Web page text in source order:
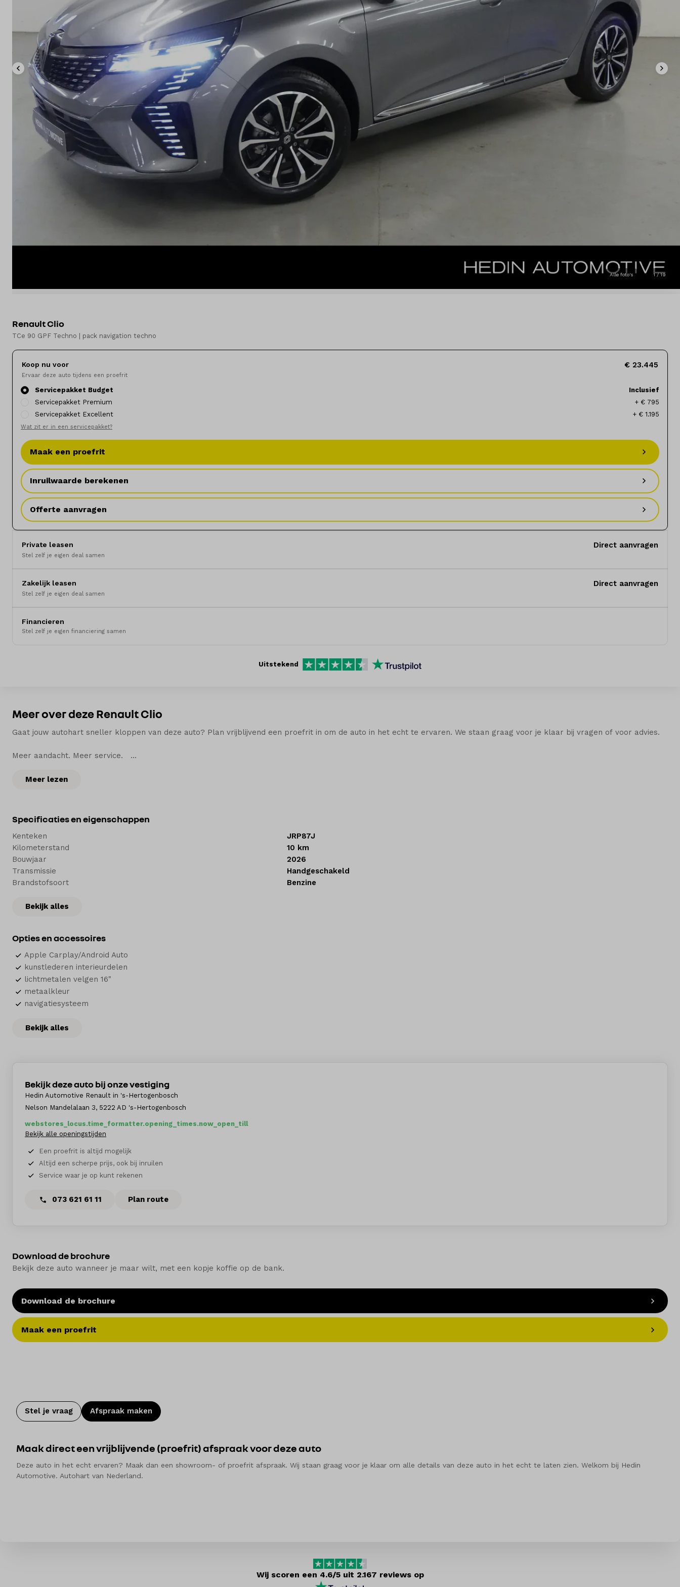
Elektrisch
Onderhoud
Diensten
Contact
Mijn account
Over ons
Land
Nederland
Nederlands
Alle foto's 1 / 19
Renault Clio
TCe 90 GPF Techno | pack navigation techno
Koop nu voor € 23.445
Ervaar deze auto tijdens een proefrit
Servicepakket Budget
Inclusief
Servicepakket Premium
+ € 795
Servicepakket Excellent
+ € 1.195
Wat zit er in een servicepakket?
Maak een proefrit
Inruilwaarde berekenen
Offerte aanvragen
Private leasen Direct aanvragen
Stel zelf je eigen deal samen
Zakelijk leasen Direct aanvragen
Stel zelf je eigen deal samen
Financieren
Stel zelf je eigen financiering samen
Uitstekend
Meer over deze Renault Clio
Gaat jouw autohart sneller kloppen van deze auto? Plan vrijblijvend een proefrit in om de auto in het echt te ervaren. We staan graag voor je klaar bij vragen of voor advies.
Meer aandacht. Meer service.
Bij Hedin Automotive vind je een ruime voorraad van zo’n 5.000 nieuwe en tweedehands auto’s. Voor jezelf of je bedrijf. Om te kopen of te leasen. Wij onderhouden je auto in
Meer lezen
Specificaties en eigenschappen
Kenteken
JRP87J
Kilometerstand
10 km
Bouwjaar
2026
Transmissie
Handgeschakeld
Brandstofsoort
Benzine
Bekijk alles
Opties en accessoires
Apple Carplay/Android Auto
kunstlederen interieurdelen
lichtmetalen velgen 16"
metaalkleur
navigatiesysteem
Bekijk alles
Bekijk deze auto bij onze vestiging
Hedin Automotive Renault in 's-Hertogenbosch
Nelson Mandelalaan 3, 5222 AD 's-Hertogenbosch
webstores_locus.time_formatter.opening_times.now_open_till
Bekijk alle openingstijden
Een proefrit is altijd mogelijk
Altijd een scherpe prijs, ook bij inruilen
Service waar je op kunt rekenen
073 621 61 11 Plan route
Download de brochure
Bekijk deze auto wanneer je maar wilt, met een kopje koffie op de bank.
Download de brochure
Maak een proefrit
Stel je vraag Afspraak maken
Maak direct een vrijblijvende (proefrit) afspraak voor deze auto
Deze auto in het echt ervaren? Maak dan een showroom- of proefrit afspraak. Wij staan graag voor je klaar om alle details van deze auto in het echt te laten zien. Welkom bij Hedin
Automotive. Autohart van Nederland.
Wij scoren een 4.6/5 uit 2.167 reviews op